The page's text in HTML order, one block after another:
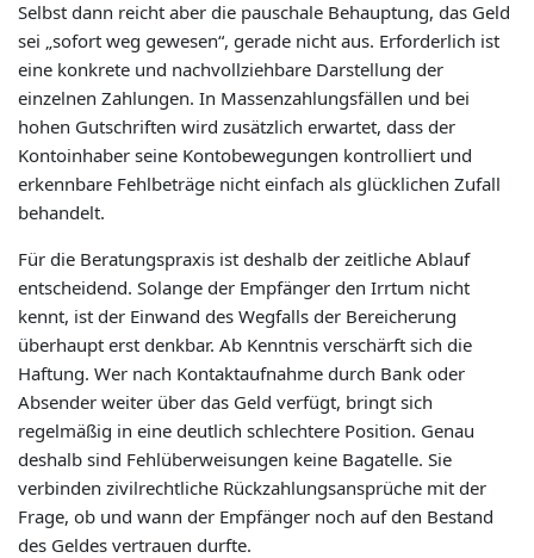
Selbst dann reicht aber die pauschale Behauptung, das Geld
sei „sofort weg gewesen“, gerade nicht aus. Erforderlich ist
eine konkrete und nachvollziehbare Darstellung der
einzelnen Zahlungen. In Massenzahlungsfällen und bei
hohen Gutschriften wird zusätzlich erwartet, dass der
Kontoinhaber seine Kontobewegungen kontrolliert und
erkennbare Fehlbeträge nicht einfach als glücklichen Zufall
behandelt.
Für die Beratungspraxis ist deshalb der zeitliche Ablauf
entscheidend. Solange der Empfänger den Irrtum nicht
kennt, ist der Einwand des Wegfalls der Bereicherung
überhaupt erst denkbar. Ab Kenntnis verschärft sich die
Haftung. Wer nach Kontaktaufnahme durch Bank oder
Absender weiter über das Geld verfügt, bringt sich
regelmäßig in eine deutlich schlechtere Position. Genau
deshalb sind Fehlüberweisungen keine Bagatelle. Sie
verbinden zivilrechtliche Rückzahlungsansprüche mit der
Frage, ob und wann der Empfänger noch auf den Bestand
des Geldes vertrauen durfte.